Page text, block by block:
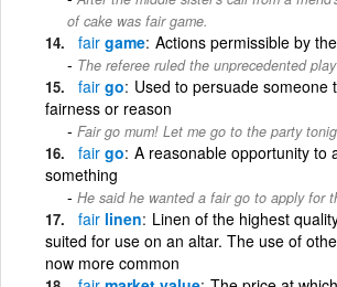
of cake was fair game.
fair game Actions permissible by
The referee ruled the unprecedented
fair go Used to persuade someone
fairness or reason
Fair go mum! Let me go to the party
fair go A reasonable opportunity to
something
He said he wanted a fair go to apply for
fair linen Linen of the highest
suited for use on an altar. The use of
now more common